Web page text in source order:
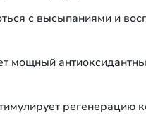
с высыпаниями и
мощный
регенерацию